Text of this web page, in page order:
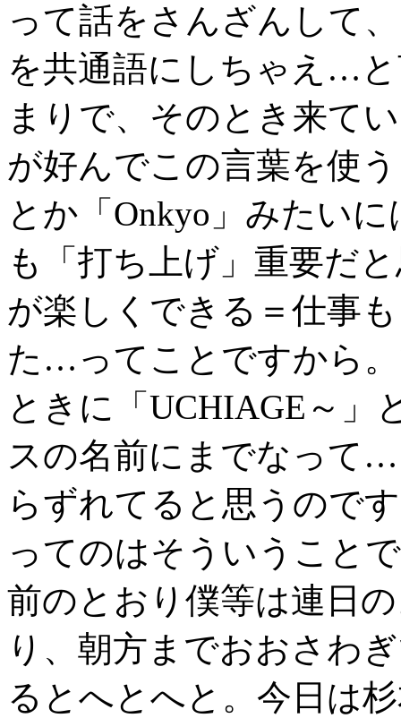
って話をさんざんして
を共通語にしちゃえ…
まりで、そのとき来て
が好んでこの言葉を使
とか「Onkyo」みたい
も「打ち上げ」重要だ
が楽しくできる＝仕事
た…ってことですから
ときに「UCHIAGE～」
スの名前にまでなって
らずれてると思うので
ってのはそういうこと
前のとおり僕等は連日
り、朝方までおおさわ
るとへとへと。今日は